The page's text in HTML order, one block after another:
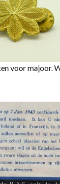
voor majoor.